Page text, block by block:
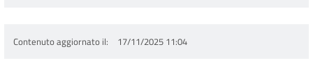
Contenuto aggiornato il 17/11/2025 11:04